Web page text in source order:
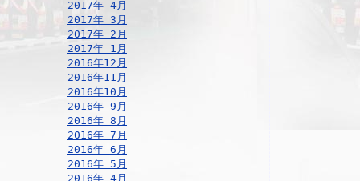
2017年 4月
2017年 3月
2017年 2月
2017年 1月
2016年12月
2016年11月
2016年10月
2016年 9月
2016年 8月
2016年 7月
2016年 6月
2016年 5月
2016年 4月